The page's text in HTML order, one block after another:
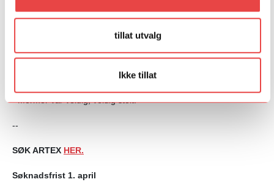
tillat utvalg
Ikke tillat
små detaljene som bidrar til den rette helheten. Da hun var set
dresser i «Hjem til jul» tok hun med seg julepynt fra sin egen
mormor Else for å pynte opp i hovedpersonen Johannes
- Mormor var veldig, veldig stolt!
--
SØK ARTEX HER.
Søknadsfrist 1. april